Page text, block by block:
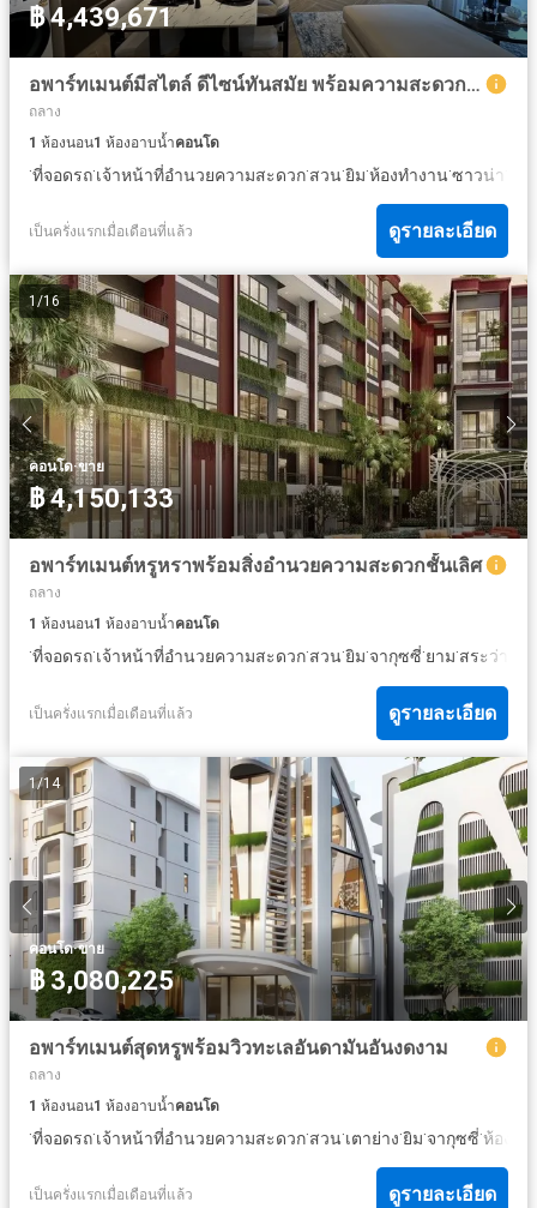
฿ 4,439,671
อพาร์ทเมนต์มีสไตล์ ดีไซน์ทันสมัย ​​พร้อมความสะดวกสบายระดับสูง
ถลาง
1 ห้องนอน1 ห้องอาบน้ำคอนโด
·ที่จอดรถ·เจ้าหน้าที่อำนวยความสะดวก·สวน·ยิม·ห้องทำงาน·ซาวน่า
เป็นครั่งแรกเมื่อเดือนที่แล้ว ดูรายละเอียด
1 /16
คอนโด·ขาย
฿ 4,150,133
อพาร์ทเมนต์หรูหราพร้อมสิ่งอำนวยความสะดวกชั้นเลิศ
ถลาง
1 ห้องนอน1 ห้องอาบน้ำคอนโด
·ที่จอดรถ·เจ้าหน้าที่อำนวยความสะดวก·สวน·ยิม·จากุซซี่·ยาม·สระว่ายน้
เป็นครั่งแรกเมื่อเดือนที่แล้ว ดูรายละเอียด
1/14
คอนโด·ขาย
฿ 3,080,225
อพาร์ทเมนต์สุดหรูพร้อมวิวทะเลอันดามันอันงดงาม
ถลาง
1 ห้องนอน1 ห้องอาบน้ำคอนโด
·ที่จอดรถ·เจ้าหน้าที่อำนวยความสะดวก·สวน·เตาย่าง·ยิม·จากุซซี่·ห้องทำ
เป็นครั่งแรกเมื่อเดือนที่แล้ว ดูรายละเอียด